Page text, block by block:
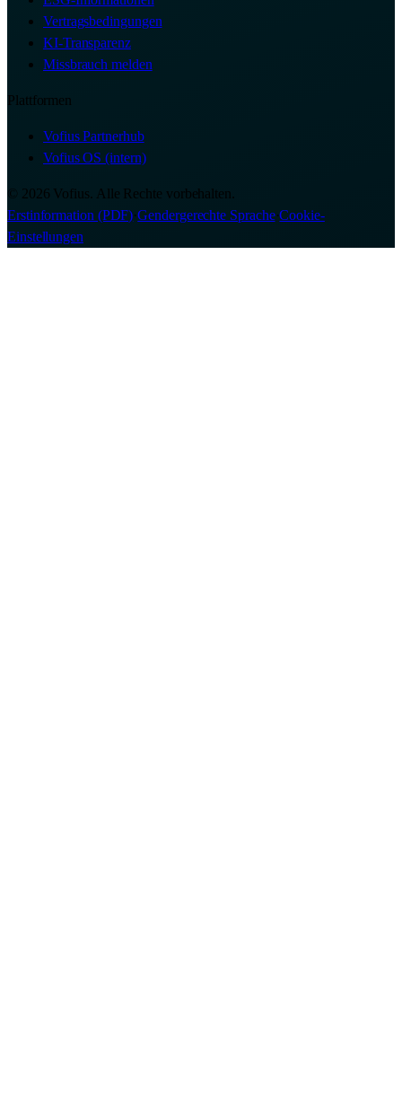
Vertragsbedingungen
KI-Transparenz
Missbrauch melden
Plattformen
Vofius Partnerhub
Vofius OS (intern)
© 2026 Vofius. Alle Rechte vorbehalten.
Erstinformation (PDF)·Gendergerechte Sprache·Cookie-
Einstellungen